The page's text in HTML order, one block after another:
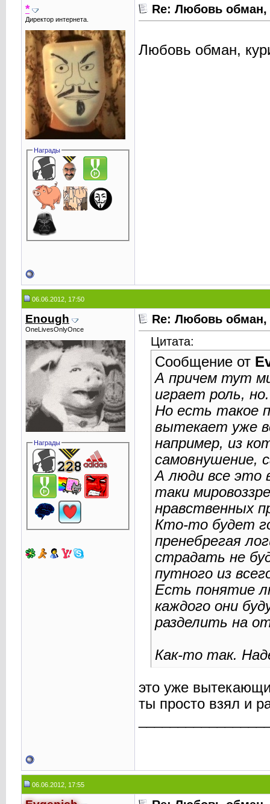
*
Директор интернета.
Награды
Re: Любовь обман,
Любовь обман,
06.06.2012, 17:50
Enough
OneLivesOnlyOnce
Награды
Re: Любовь обман,
Цитата:
Сообщение от
А причем тут
играет роль,
Но есть такое
вытекает уже
например, из
самовнушение,
А люди все это
таки
нравственных
Кто-то будет
пренебрегая
страдать не
путного из
Есть понятие
каждого они
разделить на
Как-то так.
это уже
ты просто взял и
06.06.2012, 17:55